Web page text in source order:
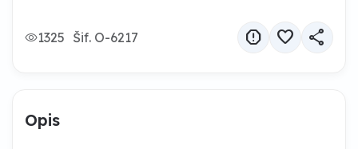
1325 Šif. O-6217 report favorite share
Opis